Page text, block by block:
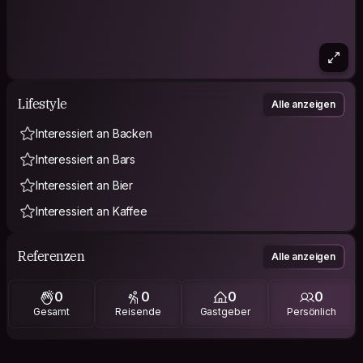
Lifestyle Alle anzeigen
Interessiert an Backen
Interessiert an Bars
Interessiert an Bier
Interessiert an Kaffee
Referenzen Alle anzeigen
0
Gesamt
0
Reisende
0
Gastgeber
0
Persönlich